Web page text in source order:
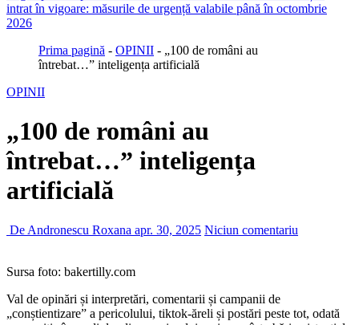
intrat în vigoare: măsurile de urgență valabile până în octombrie
2026
Prima pagină - OPINII - „100 de români au
întrebat…” inteligența artificială
OPINII
„100 de români au
întrebat…” inteligența
artificială
De Andronescu Roxana apr. 30, 2025 Niciun comentariu
Sursa foto: bakertilly.com
Val de opinări și interpretări, comentarii și campanii de
„conștientizare” a pericolului, tiktok-ăreli și postări peste tot, odată